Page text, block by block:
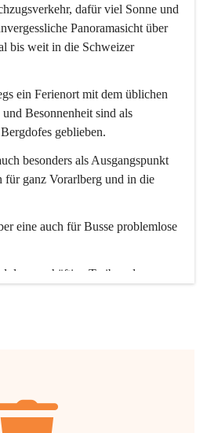
dafür viel Sonne und
Panoramasicht über
bis weit in die Schweizer
ein Ferienort mit dem üblichen
Besonnenheit sind als
geblieben.
besonders als Ausgangspunkt
für ganz Vorarlberg und in die
eine auch für Busse problemlose
das geschäftige Treiben der